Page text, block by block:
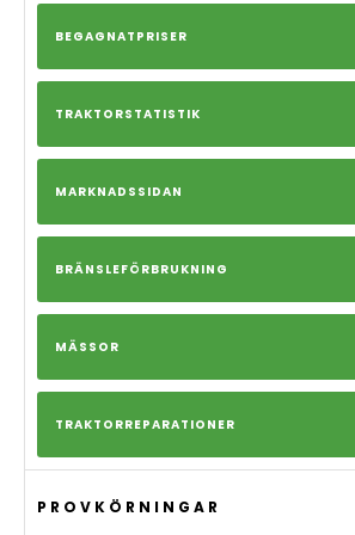
BEGAGNATPRISER
TRAKTORSTATISTIK
MARKNADSSIDAN
BRÄNSLEFÖRBRUKNING
MÄSSOR
TRAKTORREPARATIONER
PROVKÖRNINGAR